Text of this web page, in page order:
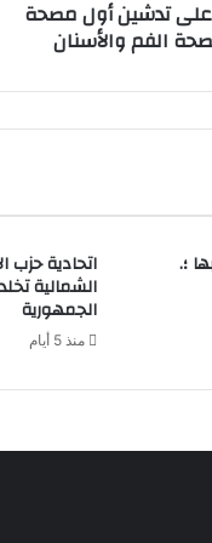
على تدشين أول مصحة
الفم والأسنان
؛. اتحادية حزب
الشمالية
الجمهورية
منذ 5 أيام